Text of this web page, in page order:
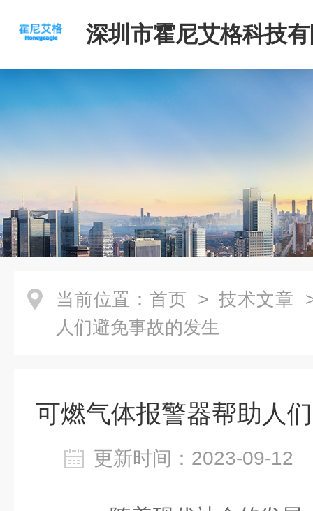
深圳市霍尼艾格科技
当前位置： 首页 > 技术文章
人们避免事故的发生
可燃气体报警器帮助人
更新时间：2023-09-